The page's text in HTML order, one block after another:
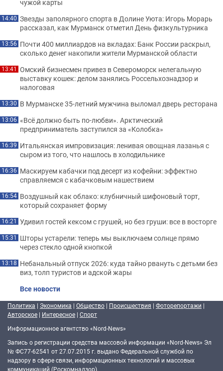
чужой карты
14:40 Звезды заполярного спорта в Долине Уюта: Игорь Морарь
рассказал, как Мурманск отметил День физкультурника
13:56 Почти 400 миллиардов на вкладах: Банк России раскрыл,
сколько денег накопили жители Мурманской области
13:41 Омский бизнесмен привез в Североморск нелегальную
выставку кошек: делом занялись Россельхознадзор и
налоговая
13:30 В Мурманске 35-летний мужчина выломал дверь ресторана
13:06 «Всё должно быть по-любви». Арктический
предприниматель заступился за «Колобка»
16:39 Итальянская импровизация: ленивая овощная лазанья с
сыром из того, что нашлось в холодильнике
16:36 Маскируем кабачки под десерт из кофейни: эффектно
справляемся с кабачковым нашествием
16:54 Воздушный как облако: клубничный шифоновый торт,
который сохраняет форму
16:21 Удивил гостей кексом с грушей, но без груши: все в восторге
15:31 Шторы устарели: теперь мы выключаем солнце прямо
через стекло одной кнопкой
13:18 Небанальный отпуск 2026: куда тайно рвануть с детьми без
виз, толп туристов и адской жары
Все новости
Политика | Экономика | Общество | Происшествия | Фоторепортажи |
Авторское | Интересное | Спорт
Информационное агентство «Nord-News»
Запись о регистрации средства массовой информации «Nord-News» Эл
№ ФС77-62541 от 27.07.2015 г. выдано Федеральной службой по
надзору в сфере связи, информационных технологий и массовых
коммуникаций (Роскомнадзор).